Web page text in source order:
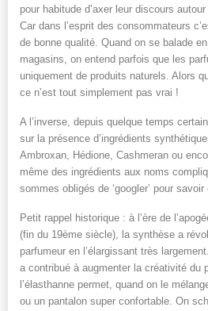
pour habitude d’axer leur discours
Car dans l’esprit des consommateurs
de bonne qualité. Quand on se balade
magasins, on entend parfois que les
uniquement de produits naturels. Alors
ce n’est tout simplement pas vrai !
A l’inverse, depuis quelque temps
sur la présence d’ingrédients
Ambroxan, Hédione, Cashmeran ou
même des ingrédients aux noms
sommes obligés de ‘googler’ pour
Petit rappel historique : à l’ère de
(fin du 19ème siècle), la synthèse a
parfumeur en l’élargissant très
a contribué à augmenter la créativité du
l’élasthanne permet, quand on le
ou un pantalon super confortable. On